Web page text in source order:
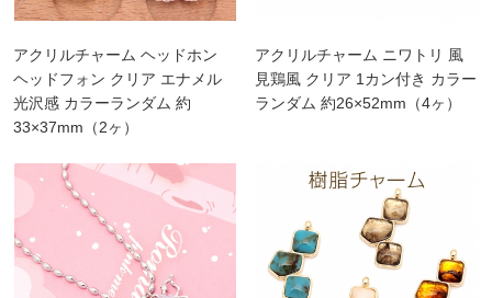
アクリルチャーム ヘッドホン
ヘッドフォン クリア エナメル
光沢感 カラーランダム 約
33×37mm（2ヶ）
アクリルチャーム ニワトリ 風
見鶏風 クリア 1カン付き カラー
ランダム 約26×52mm（4ヶ）